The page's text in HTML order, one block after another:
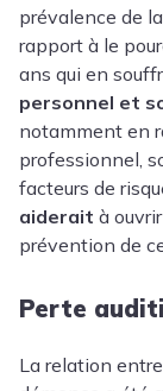
prévalence de
rapport à le
ans qui en
personnel et
notamment en
professionnel,
facteurs de
aiderait à
prévention de
Perte
La relation